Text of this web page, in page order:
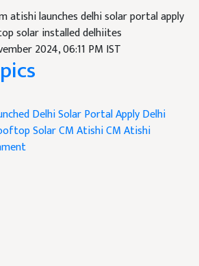
atishi launches delhi solar portal apply
solar installed delhiites
2024, 06:11 PM IST
Delhi Solar PortalApply Delhi
SolarCM AtishiCM Atishi